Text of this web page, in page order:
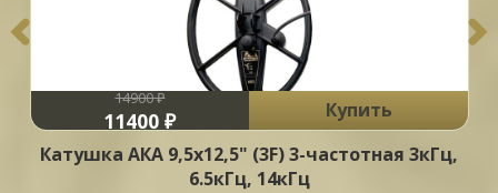
14900 ₽
11400 ₽
Купить
Катушка АКА 9,5x12,5" (3F) 3-частотная 3кГц,
6.5кГц, 14кГц